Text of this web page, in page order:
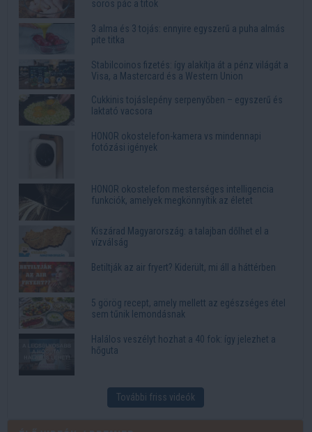
sörös pác a titok
3 alma és 3 tojás: ennyire egyszerű a puha almás
pite titka
Stabilcoinos fizetés: így alakítja át a pénz világát a
Visa, a Mastercard és a Western Union
Cukkinis tojáslepény serpenyőben – egyszerű és
laktató vacsora
HONOR okostelefon-kamera vs mindennapi
fotózási igények
HONOR okostelefon mesterséges intelligencia
funkciók, amelyek megkönnyítik az életet
Kiszárad Magyarország: a talajban dőlhet el a
vízválság
Betiltják az air fryert? Kiderült, mi áll a háttérben
5 görög recept, amely mellett az egészséges étel
sem tűnik lemondásnak
Halálos veszélyt hozhat a 40 fok: így jelezhet a
hőguta
További friss videók